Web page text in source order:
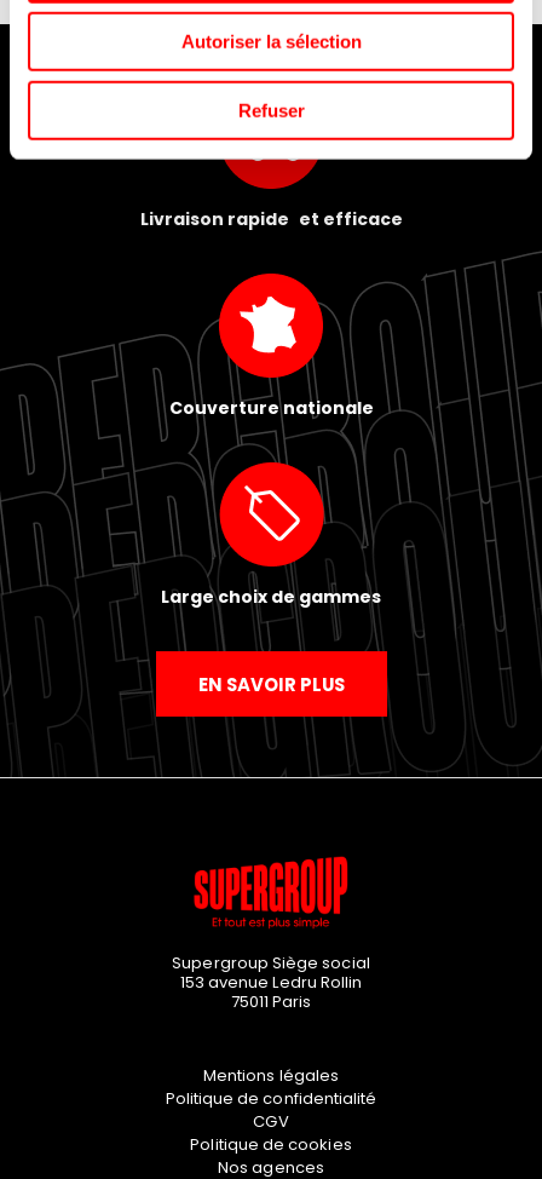
Autoriser la sélection
Refuser
Livraison rapide et efficace
Couverture nationale
Large choix de gammes
EN SAVOIR PLUS
Supergroup Siège social
153 avenue Ledru Rollin
75011 Paris
Mentions légales
Politique de confidentialité
CGV
Politique de cookies
Nos agences